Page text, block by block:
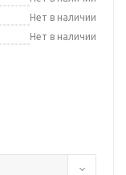
Нет в наличии
Нет в наличии